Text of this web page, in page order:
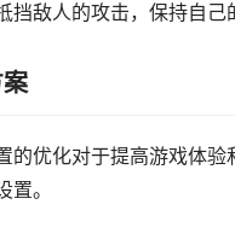
敌人的攻击，保持自己
的优化对于提高游戏体
。